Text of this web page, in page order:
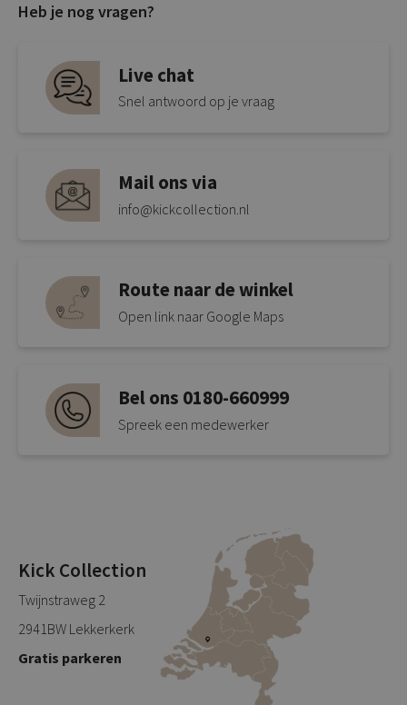
Heb je nog vragen?
Live chat
Snel antwoord op je vraag
Mail ons via
info@kickcollection.nl
Route naar de winkel
Open link naar Google Maps
Bel ons 0180-660999
Spreek een medewerker
Kick Collection
Twijnstraweg 2
2941BW Lekkerkerk
Gratis parkeren